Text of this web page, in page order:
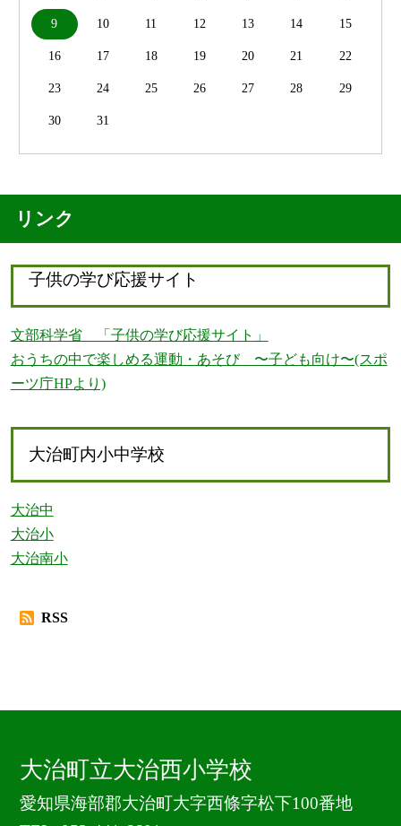
9 10 11 12 13 14 15
16 17 18 19 20 21 22
23 24 25 26 27 28 29
30 31
リンク
子供の学び応援サイト
文部科学省 「子供の学び応援サイト」
おうちの中で楽しめる運動・あそび 〜子ども向け〜(スポ
ーツ庁HPより)
大治町内小中学校
大治中
大治小
大治南小
RSS
大治町立大治西小学校
愛知県海部郡大治町大字西條字松下100番地